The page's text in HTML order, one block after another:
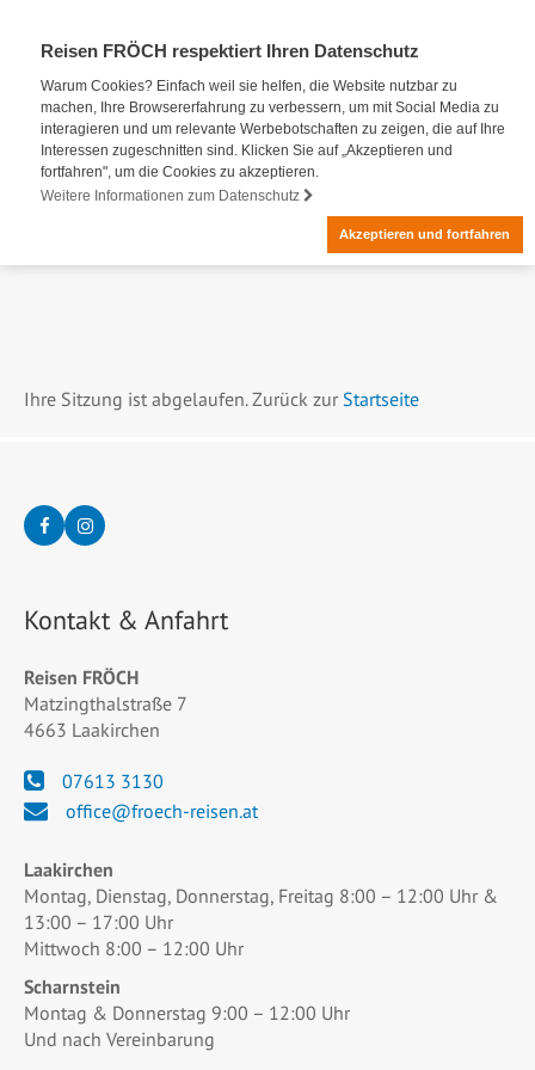
Reisen FRÖCH respektiert Ihren Datenschutz
Warum Cookies? Einfach weil sie helfen, die Website nutzbar zu
machen, Ihre Browsererfahrung zu verbessern, um mit Social Media zu
interagieren und um relevante Werbebotschaften zu zeigen, die auf Ihre
Interessen zugeschnitten sind. Klicken Sie auf „Akzeptieren und
fortfahren", um die Cookies zu akzeptieren.
Weitere Informationen zum Datenschutz
Akzeptieren und fortfahren
Ihre Sitzung ist abgelaufen. Zurück zurStartseite
Kontakt & Anfahrt
Reisen FRÖCH
Matzingthalstraße 7
4663 Laakirchen
07613 3130
office@froech-reisen.at
Laakirchen
Montag, Dienstag, Donnerstag, Freitag 8:00 – 12:00 Uhr &
13:00 – 17:00 Uhr
Mittwoch 8:00 – 12:00 Uhr
Scharnstein
Montag & Donnerstag 9:00 – 12:00 Uhr
Und nach Vereinbarung